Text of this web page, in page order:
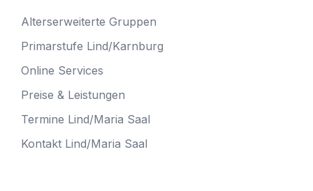
Alterserweiterte Gruppen
Primarstufe Lind/Karnburg
Online Services
Preise & Leistungen
Termine Lind/Maria Saal
Kontakt Lind/Maria Saal